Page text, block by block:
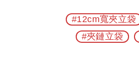
#12cm寬夾立袋
#夾鏈立袋